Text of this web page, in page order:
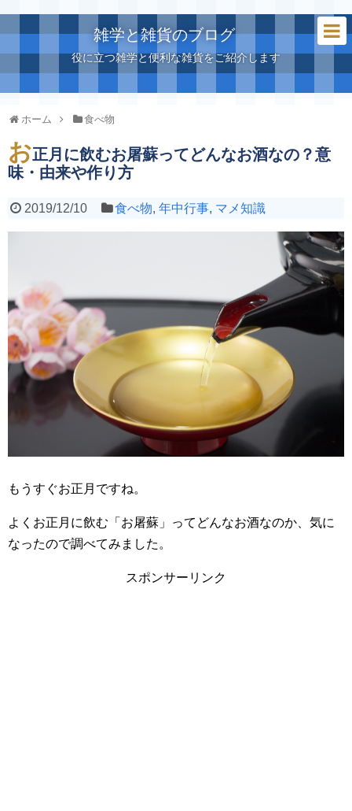
雑学と雑貨のブログ
役に立つ雑学と便利な雑貨をご紹介します
ホーム 食べ物
お正月に飲むお屠蘇ってどんなお酒なの？意
味・由来や作り方
2019/12/10 食べ物,年中行事, マメ知識
もうすぐお正月ですね。
よくお正月に飲む「お屠蘇」ってどんなお酒なのか、気に
なったので調べてみました。
スポンサーリンク